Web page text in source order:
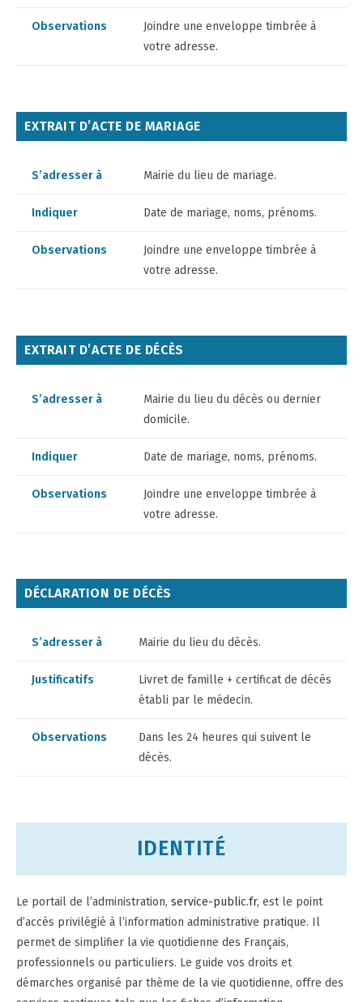
Observations
Joindre une enveloppe timbrée à
votre adresse.
EXTRAIT D’ACTE DE MARIAGE
S’adresser à Mairie du lieu de mariage.
Indiquer Date de mariage, noms, prénoms.
Observations
Joindre une enveloppe timbrée à
votre adresse.
EXTRAIT D’ACTE DE DÉCÈS
S’adresser à
Mairie du lieu du décès ou dernier
domicile.
Indiquer Date de mariage, noms, prénoms.
Observations
Joindre une enveloppe timbrée à
votre adresse.
DÉCLARATION DE DÉCÈS
S’adresser à Mairie du lieu du décès.
Justificatifs
Livret de famille + certificat de décès
établi par le médecin.
Observations
Dans les 24 heures qui suivent le
décès.
IDENTITÉ
Le portail de l’administration, service-public.fr, est le point
d’accès privilégié à l’information administrative pratique. Il
permet de simplifier la vie quotidienne des Français,
professionnels ou particuliers. Le guide vos droits et
démarches organisé par thème de la vie quotidienne, offre des